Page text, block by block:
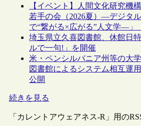
【イベント】人間文化研究機
若手の会（2026夏）―デジタ
で“繋がる×広がる”人文学―」
埼玉県立久喜図書館、休館日
ルで一句!」を開催
米・ペンシルバニア州等の大
図書館によるシステム相互運
公開
続きを見る
「カレントアウェアネス-R」用の